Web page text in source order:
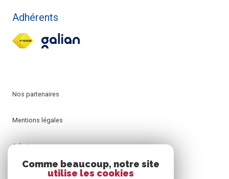
Adhérents
Nos partenaires
Mentions légales
Admin
Nos honoraires
Comme beaucoup, notre site
utilise les cookies